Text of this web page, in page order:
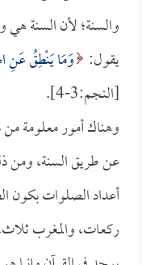
والسنة؛ لأن السنة
يقول: وَمَا يَنْطِقُ عَنِ
[النجم:3-4].
وهناك أمور معلومة
عن طريق السنة، ومن
أعداد الصلوات بكون
ركعات، والمغرب